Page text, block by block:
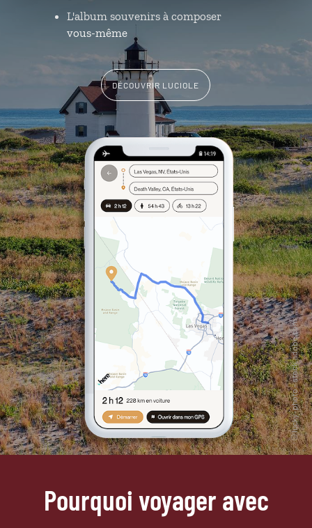
L'album souvenirs à composer
vous-même
DÉCOUVRIR LUCIOLE
Pourquoi voyager avec